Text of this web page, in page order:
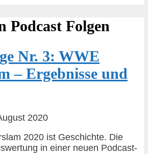
Podcast Folgen
Nr. 3: WWE
– Ergebnisse und
2020
2020 ist Geschichte. Die
in einer neuen Podcast-